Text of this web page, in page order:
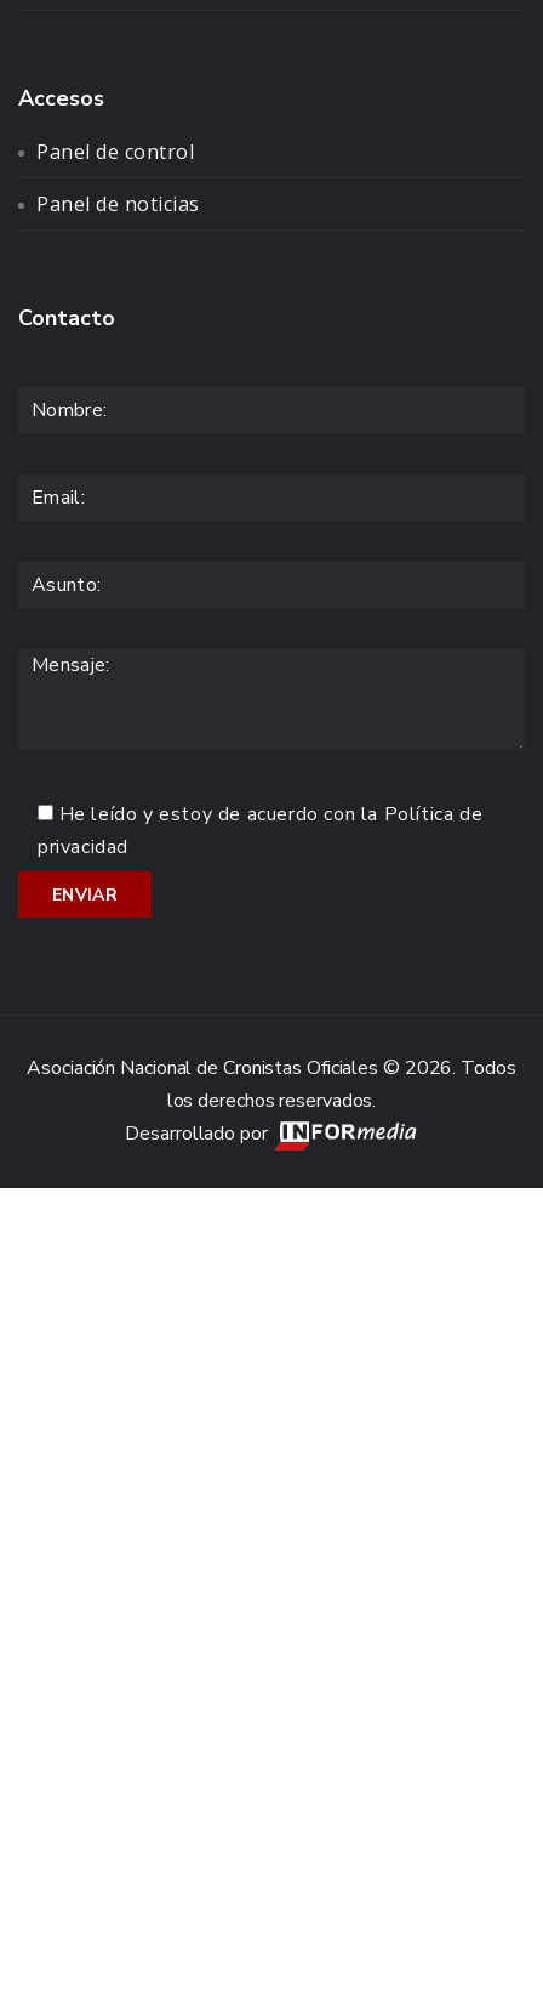
Accesos
Panel de control
Panel de noticias
Contacto
He leído y estoy de acuerdo con la Política de
privacidad
Asociación Nacional de Cronistas Oficiales © 2026. Todos
los derechos reservados.
Desarrollado por